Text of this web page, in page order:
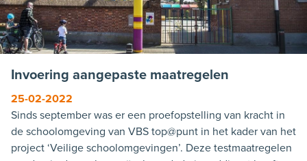
Invoering aangepaste maatregelen
25-02-2022
Sinds september was er een proefopstelling van kracht in
de schoolomgeving van VBS top@punt in het kader van het
project ‘Veilige schoolomgevingen’. Deze testmaatregelen